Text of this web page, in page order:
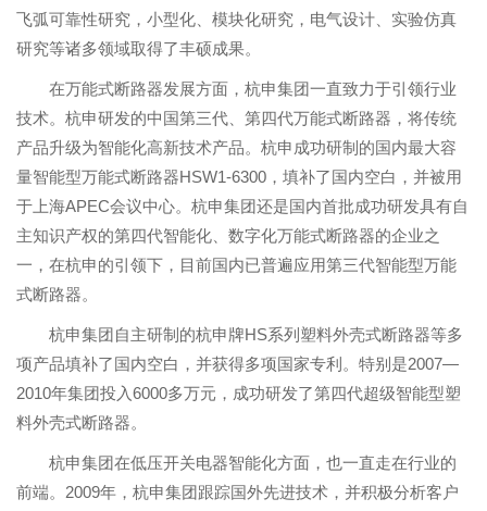
飞弧可靠性研究，小型化、模块化研究，电气设计、实验仿真
研究等诸多领域取得了丰硕成果。
在万能式断路器发展方面，杭申集团一直致力于引领行业
技术。杭申研发的中国第三代、第四代万能式断路器，将传统
产品升级为智能化高新技术产品。杭申成功研制的国内最大容
量智能型万能式断路器HSW1-6300，填补了国内空白，并被用
于上海APEC会议中心。杭申集团还是国内首批成功研发具有自
主知识产权的第四代智能化、数字化万能式断路器的企业之
一，在杭申的引领下，目前国内已普遍应用第三代智能型万能
式断路器。
杭申集团自主研制的杭申牌HS系列塑料外壳式断路器等多
项产品填补了国内空白，并获得多项国家专利。特别是2007—
2010年集团投入6000多万元，成功研发了第四代超级智能型塑
料外壳式断路器。
杭申集团在低压开关电器智能化方面，也一直走在行业的
前端。2009年，杭申集团跟踪国外先进技术，并积极分析客户